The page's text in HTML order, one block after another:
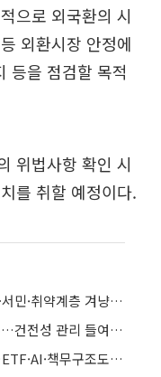
으로 외국환의 시
외환시장 안정에
등을 점검할 목적
위법사항 확인 시
를 취할 예정이다.
금감원, 약탈적 대부·추심 일제검사⋯서민·취약계층 겨냥 불법행위 정조준
금감원·예보, 광주은행 공동검사 착수…건전성 관리 들여다본다
금감원, 운용사 내부통제 고삐 죈다…ETF·AI·책무구조도 점검 당부